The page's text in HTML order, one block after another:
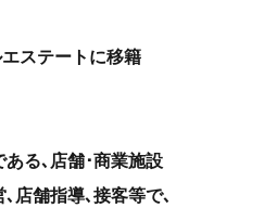
ステートに移籍
る､店舗･商業施設
店舗指導､接客等で､